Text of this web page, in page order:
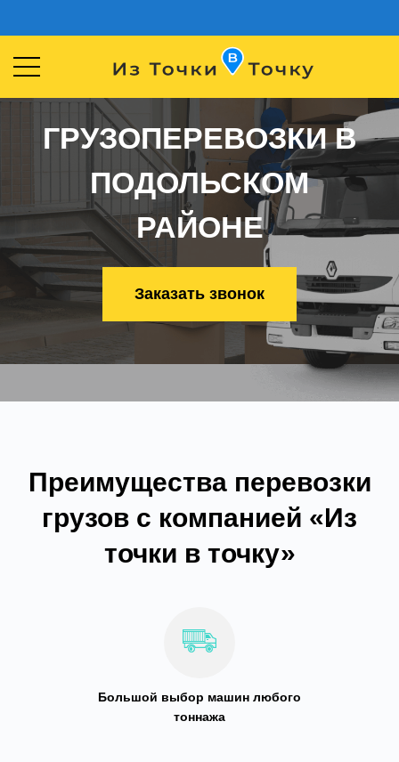
ГРУЗОПЕРЕВОЗКИ В
ПОДОЛЬСКОМ
РАЙОНЕ
Заказать звонок
Преимущества перевозки
грузов с компанией «Из
точки в точку»
Большой выбор машин любого
тоннажа